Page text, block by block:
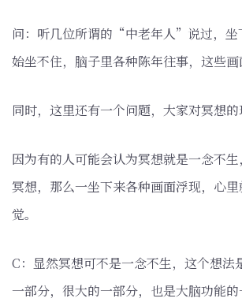
问：听几位所谓的“中老年人”说过，坐
始坐不住，脑子里各种陈年往事，这些画
同时，这里还有一个问题，大家对冥想的
因为有的人可能会认为冥想就是一念不
冥想，那么一坐下来各种画面浮现，心
觉。
C：显然冥想可不是一念不生，这个想法
一部分，很大的一部分，也是大脑功能的